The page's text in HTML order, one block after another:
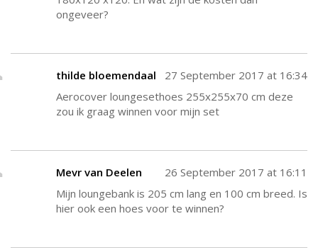
ongeveer?
thilde bloemendaal
27 September 2017 at 16:34
Aerocover loungesethoes 255x255x70 cm deze
zou ik graag winnen voor mijn set
Mevr van Deelen
26 September 2017 at 16:11
Mijn loungebank is 205 cm lang en 100 cm breed. Is
hier ook een hoes voor te winnen?